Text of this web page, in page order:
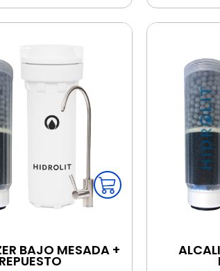
BAJO MESADA +
REPUESTO